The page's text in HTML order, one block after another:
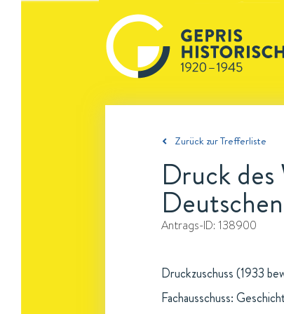
Zurück zur Trefferliste
Druck
Antrags-ID: 138900
Druckzuschuss (1933
Fachausschuss: